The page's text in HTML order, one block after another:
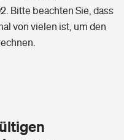
Bitte beachten Sie, dass
von vielen ist, um den